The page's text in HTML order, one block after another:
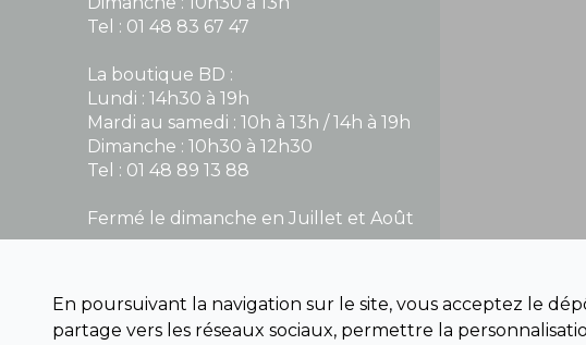
Tel : 01 48 83 67 47
La boutique BD :
Lundi : 14h30 à 19h
Mardi au samedi : 10h à 13h / 14h à 19h
Dimanche : 10h30 à 12h30
Tel : 01 48 89 13 88
Fermé le dimanche en Juillet et Août
contact@la-griffe-noire.com
En poursuivant la navigation sur le site, vous acceptez le
partage vers les réseaux sociaux, permettre la